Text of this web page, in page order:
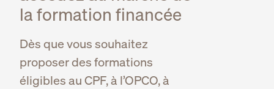
la formation financée
Dès que vous souhaitez
proposer des formations
éligibles au CPF, à l’OPCO, à